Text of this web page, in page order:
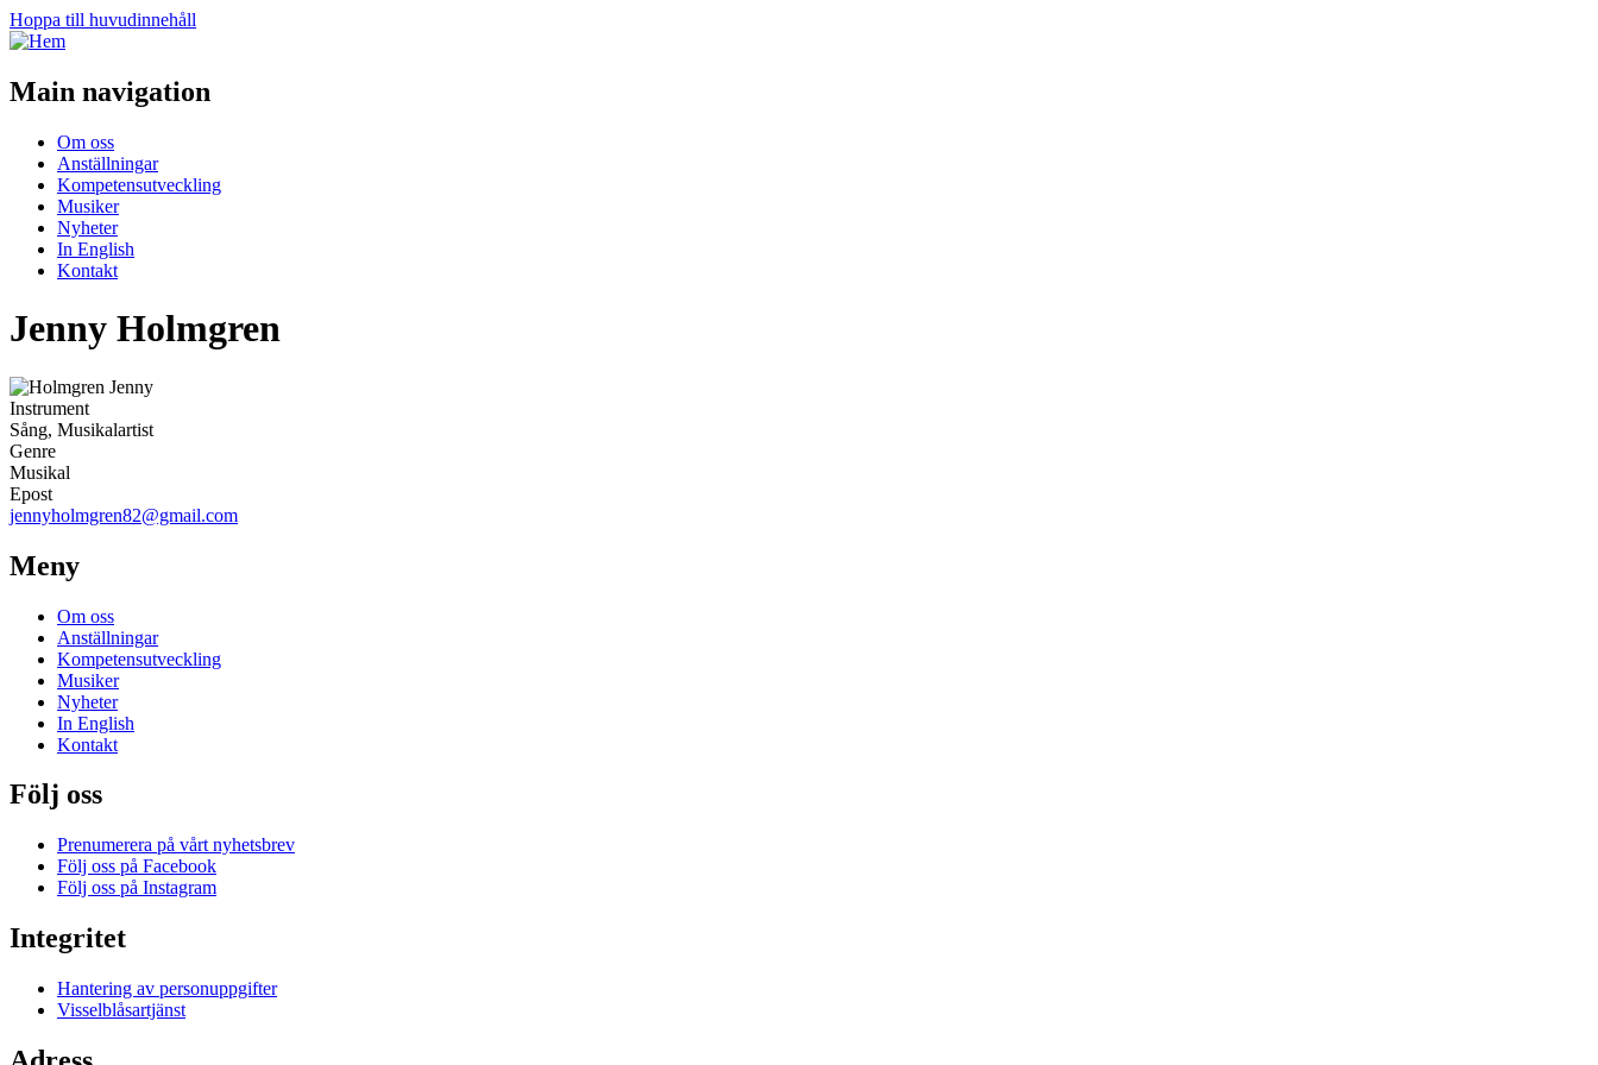
Hoppa till huvudinnehåll
Main navigation
Om oss
Anställningar
Kompetensutveckling
Musiker
Nyheter
In English
Kontakt
Jenny Holmgren
Instrument
Sång, Musikalartist
Genre
Musikal
Epost
jennyholmgren82@gmail.com
Meny
Om oss
Anställningar
Kompetensutveckling
Musiker
Nyheter
In English
Kontakt
Följ oss
Prenumerera på vårt nyhetsbrev
Följ oss på Facebook
Följ oss på Instagram
Integritet
Hantering av personuppgifter
Visselblåsartjänst